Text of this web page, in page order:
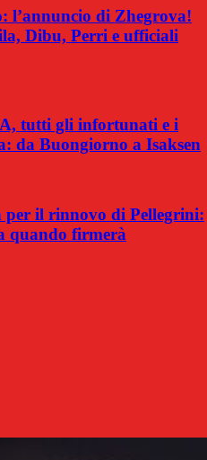
l’annuncio di Zhegrova!
Dibu, Perri e ufficiali
tutti gli infortunati e i
da Buongiorno a Isaksen
il rinnovo di Pellegrini:
quando firmerà